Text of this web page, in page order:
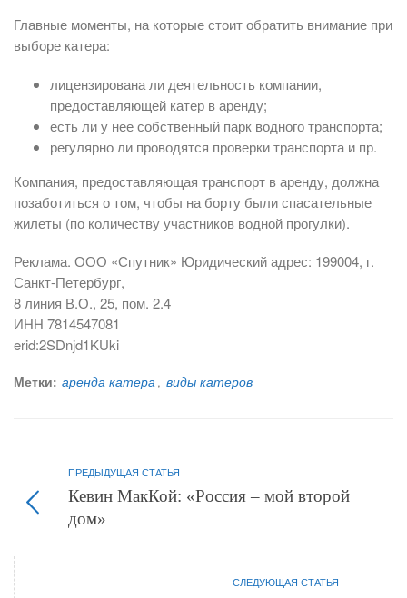
Главные моменты, на которые стоит обратить внимание при
выборе катера:
лицензирована ли деятельность компании,
предоставляющей катер в аренду;
есть ли у нее собственный парк водного транспорта;
регулярно ли проводятся проверки транспорта и пр.
Компания, предоставляющая транспорт в аренду, должна
позаботиться о том, чтобы на борту были спасательные
жилеты (по количеству участников водной прогулки).
Реклама. ООО «Спутник» Юридический адрес: 199004, г.
Санкт-Петербург,
8 линия В.О., 25, пом. 2.4
ИНН 7814547081
erid:2SDnjd1KUki
Метки: аренда катера , виды катеров
ПРЕДЫДУЩАЯ СТАТЬЯ
Кевин МакКой: «Россия – мой второй
дом»
СЛЕДУЮЩАЯ СТАТЬЯ